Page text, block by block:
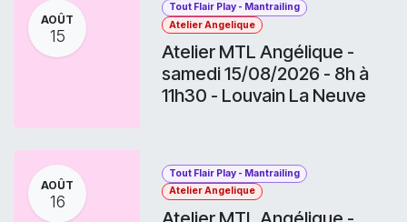
AOÛT
15
Tout Flair Play - Mantrailing
Atelier Angelique
Atelier MTL Angélique -
samedi 15/08/2026 - 8h à
11h30 - Louvain La Neuve
AOÛT
16
Tout Flair Play - Mantrailing
Atelier Angelique